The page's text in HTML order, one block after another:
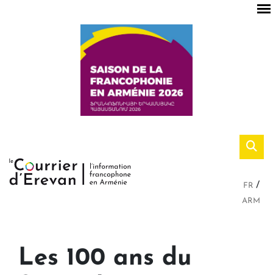
FR
ARM
Les 100 ans du